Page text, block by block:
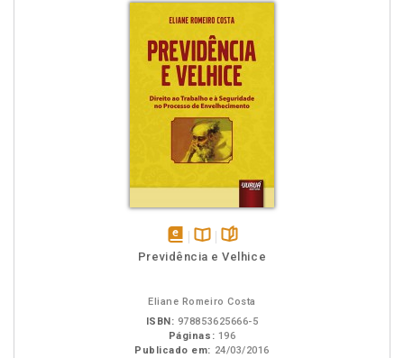
disponívelDisponível
páginas
Previdência e Velhice
Eliane Romeiro Costa
ISBN: 978853625666-5
Páginas: 196
Publicado em: 24/03/2016